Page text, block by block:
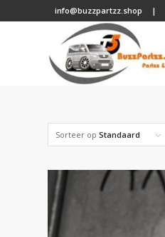
info@buzzpartzz.shop |
Sorteer op Standaard